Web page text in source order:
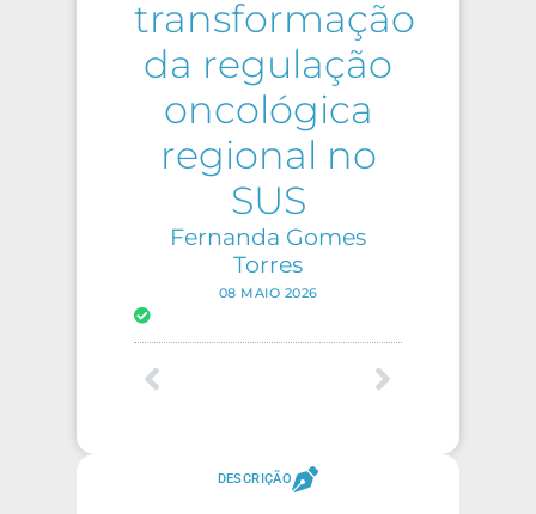
transformação
da regulação
oncológica
regional no
SUS
Fernanda Gomes
Torres
08 MAIO 2026
DESCRIÇÃO